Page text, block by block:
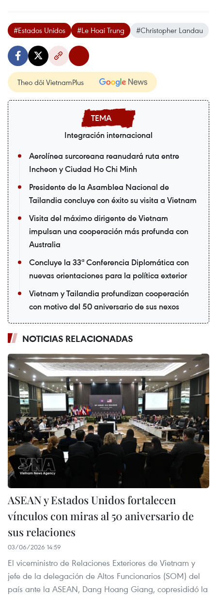
#Estados Unidos #Le Hoai Trung #Christopher Landau
Theo dõi VietnamPlus
Integración internacional
Aerolínea surcoreana reanudará ruta entre
Incheon y Ciudad Ho Chi Minh
Presidente de la Asamblea Nacional de
Tailandia concluye con éxito su visita a Vietnam
Visita del máximo dirigente de Vietnam
impulsan una cooperación más profunda con
Australia
Concluye la 33ª Conferencia Diplomática con
nuevas orientaciones para la política exterior
Vietnam y Tailandia profundizan cooperación
con motivo del 50 aniversario de sus nexos
NOTICIAS RELACIONADAS
ASEAN y Estados Unidos fortalecen
vínculos con miras al 50 aniversario de
sus relaciones
03/06/2026 14:59
El viceministro de Relaciones Exteriores de Vietnam y
jefe de la delegación de Altos Funcionarios (SOM) del
país ante la ASEAN, Dang Hoang Giang, copresididó la